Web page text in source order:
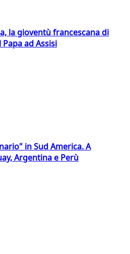
la gioventù francescana di
ad Assisi
in Sud America. A
Argentina e Perù